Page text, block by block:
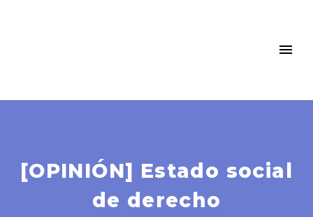
[OPINIÓN] Estado social
de derecho